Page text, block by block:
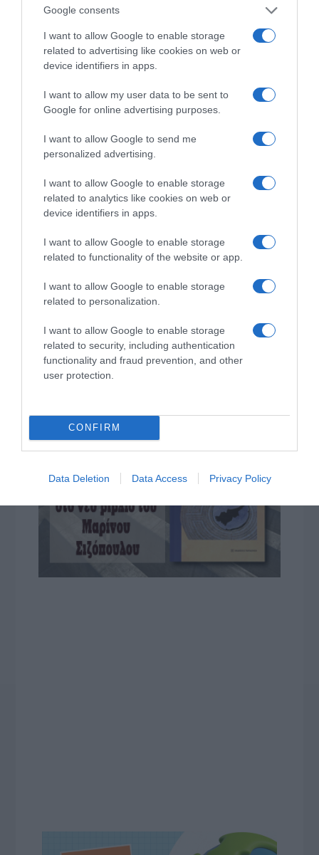
Google consents
I want to allow Google to enable storage
related to advertising like cookies on web or
device identifiers in apps.
I want to allow my user data to be sent to
Google for online advertising purposes.
I want to allow Google to send me
personalized advertising.
I want to allow Google to enable storage
related to analytics like cookies on web or
device identifiers in apps.
I want to allow Google to enable storage
related to functionality of the website or app.
I want to allow Google to enable storage
related to personalization.
I want to allow Google to enable storage
related to security, including authentication
functionality and fraud prevention, and other
user protection.
CONFIRM
Data Deletion Data Access Privacy Policy
Ο καιρός των επομένων ημερών: Κανονικός
Αύγουστος με δυνατούς βοριάδες και σταδιακή
άνοδο της θερμοκρασίας
Ξύπνησαν, αλλά για τους λάθος λόγους…
Μεταμόρφωση του Σωτήρος: Τα έθιμα, ο
συμβολισμός και η αλλαγή του καιρού
Ο καιρός των επομένων ημερών: Κανονικός
Αύγουστος με δυνατούς βοριάδες και σταδιακή
άνοδο της θερμοκρασίας
Ψυχρολουσία στην Τούμπα: Ο ΠΑΟΚ πλήρωσε το
«μπλακ άουτ» των 17 δευτερολέπτων και τρέχει για
την ανατροπή στο Βέλγιο
ΤΟ ΒΙΒΛΙΟ ΣΤΟ “Π”